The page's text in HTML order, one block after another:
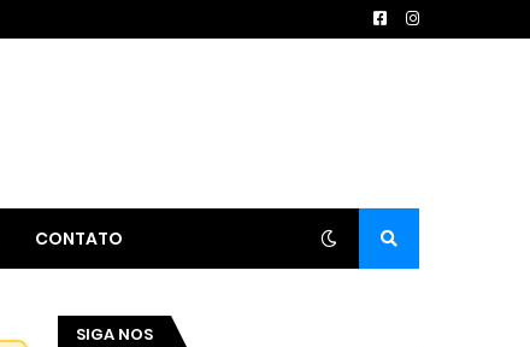
CONTATO
SIGA NOS